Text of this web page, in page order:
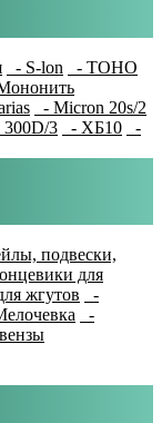
- S-lon
- TOHO
- Micron 20s/2
3 - ХБ10
-
подвески,
для
жгутов
-
-